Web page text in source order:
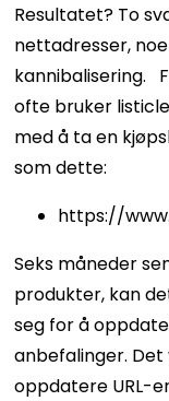
Resultatet? To
nettadresser,
kannibalisering.
ofte bruker
med å ta en
som dette:
https://
Seks måneder
produkter, kan
seg for å
anbefalinger.
oppdatere URL-